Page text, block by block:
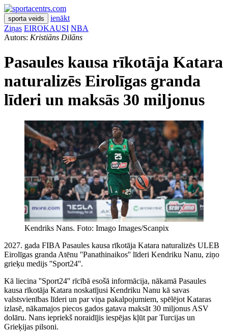
sporta veids
ienākt
Ziņas EIROKAUSI NBA
Autors: Kristiāns Dilāns
Pasaules kausa rīkotāja Katara
naturalizēs Eirolīgas granda
līderi un maksās 30 miljonus
Kendriks Nans. Foto: Imago Images/Scanpix
2027. gada FIBA Pasaules kausa rīkotāja Katara naturalizēs ULEB
Eirolīgas granda Atēnu ''Panathinaikos'' līderi Kendriku Nanu, ziņo
grieķu medijs ''Sport24''.
Kā liecina ''Sport24'' rīcībā esošā informācija, nākamā Pasaules
kausa rīkotāja Katara noskatījusi Kendriku Nanu kā savas
valstsvienības līderi un par viņa pakalpojumiem, spēlējot Kataras
izlasē, nākamajos piecos gados gatava maksāt 30 miljonus ASV
dolāru. Nans iepriekš noraidījis iespējas kļūt par Turcijas un
Grieķijas pilsoni.